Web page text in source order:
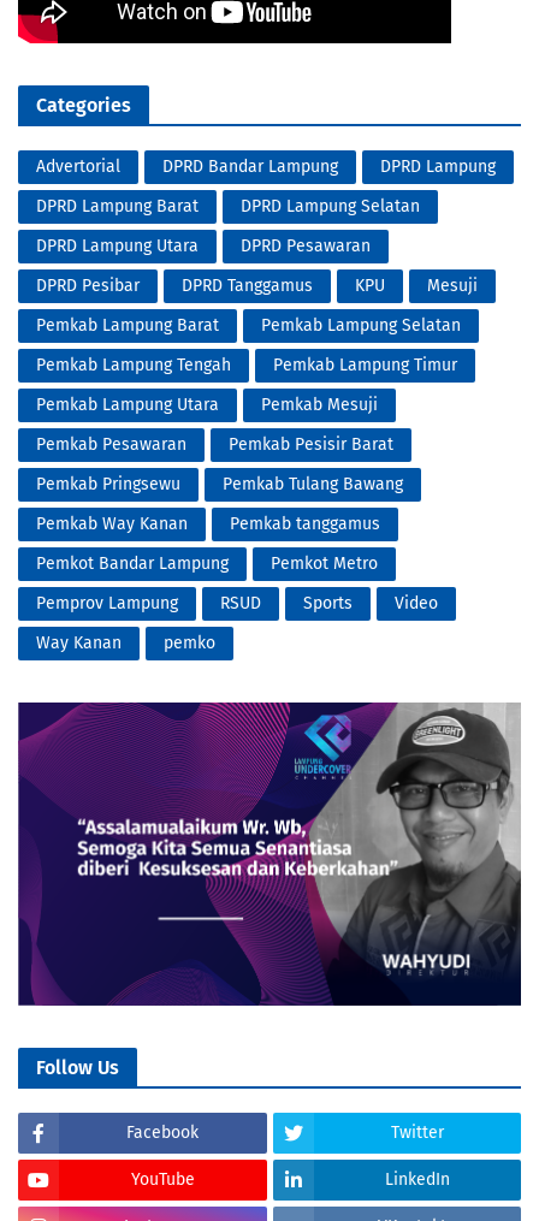
Categories
Advertorial DPRD Bandar Lampung
DPRD Lampung
DPRD Lampung Barat
DPRD Lampung Selatan
DPRD Lampung Utara
DPRD Pesawaran
DPRD Pesibar
DPRD Tanggamus KPU
Mesuji
Pemkab Lampung Barat
Pemkab Lampung Selatan
Pemkab Lampung Tengah
Pemkab Lampung Timur
Pemkab Lampung Utara
Pemkab Mesuji
Pemkab Pesawaran
Pemkab Pesisir Barat
Pemkab Pringsewu
Pemkab Tulang Bawang
Pemkab Way Kanan
Pemkab tanggamus
Pemkot Bandar Lampung
Pemkot Metro
Pemprov Lampung
RSUD Sports
Video
Way Kanan
pemko
Follow Us
Facebook Twitter
YouTube LinkedIn